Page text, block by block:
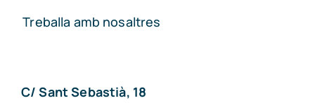
Treballa amb nosaltres
C/ Sant Sebastià, 18